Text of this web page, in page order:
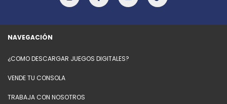
NAVEGACIÓN
¿COMO DESCARGAR JUEGOS DIGITALES?
VENDE TU CONSOLA
TRABAJA CON NOSOTROS